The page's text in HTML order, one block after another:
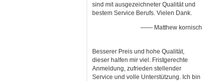
sind mit ausgezeichneter Qualität und
bestem Service Berufs. Vielen Dank.
—— Matthew kornisch
Besserer Preis und hohe Qualität,
dieser halfen mir viel. Fristgerechte
Anmeldung, zufrieden stellender
Service und volle Unterstützung. Ich bin